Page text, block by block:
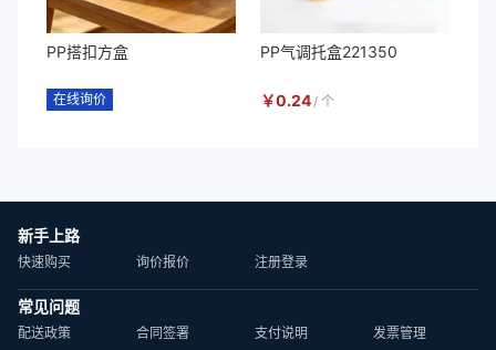
PP搭扣方盒
在线询价
PP气调托盒221350
￥0.24 / 个
新手上路
快速购买 询价报价 注册登录
常见问题
配送政策 合同签署 支付说明 发票管理